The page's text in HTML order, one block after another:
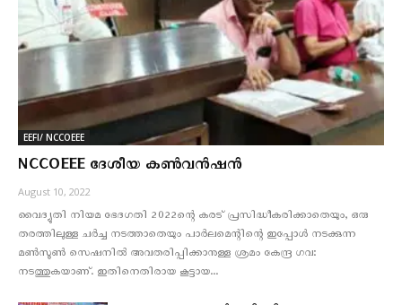
EEFI/ NCCOEEE
NCCOEEE ദേശീയ കൺവൻഷൻ
August 10, 2022
വൈദ്യുതി നിയമ ഭേദഗതി 2022ന്റെ കരട് പ്രസിദ്ധീകരിക്കാതെയും, ഒരു
തരത്തിലുള്ള ചർച്ച നടത്താതെയും പാർലമെന്റിന്റെ ഇപ്പോൾ നടക്കുന്ന
മൺസൂൺ സെഷനിൽ അവതരിപ്പിക്കാനുള്ള ശ്രമം കേന്ദ്ര ഗവ:
നടത്തുകയാണ്. ഇതിനെതിരായ കൂട്ടായ...